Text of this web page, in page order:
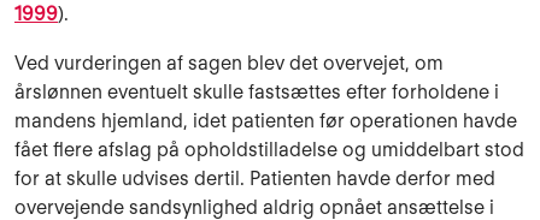
1999).
Ved vurderingen af sagen blev det overvejet, om
årslønnen eventuelt skulle fastsættes efter forholdene i
mandens hjemland, idet patienten før operationen havde
fået flere afslag på op­holdstilladelse og umiddelbart stod
for at skulle udvises dertil. Patienten havde derfor med
overvejende sandsynlighed aldrig opnået ansættelse i